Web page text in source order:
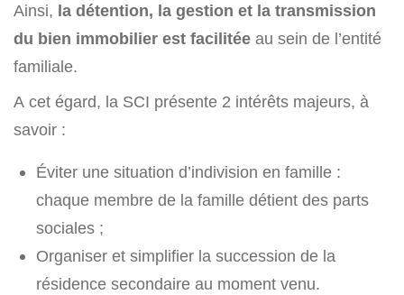
Ainsi, la détention, la gestion et la transmission
du bien immobilier est facilitée au sein de l’entité
familiale.
A cet égard, la SCI présente 2 intérêts majeurs, à
savoir :
Éviter une situation d’indivision en famille :
chaque membre de la famille détient des parts
sociales ;
Organiser et simplifier la succession de la
résidence secondaire au moment venu.